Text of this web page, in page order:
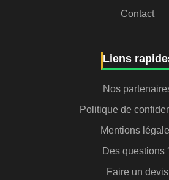
Contact
Liens
Nos
Politique de
Mentions
Des questions
Faire un devis